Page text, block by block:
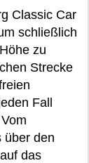
Classic Car
schließlich
zu
Strecke
Fall
über den
das